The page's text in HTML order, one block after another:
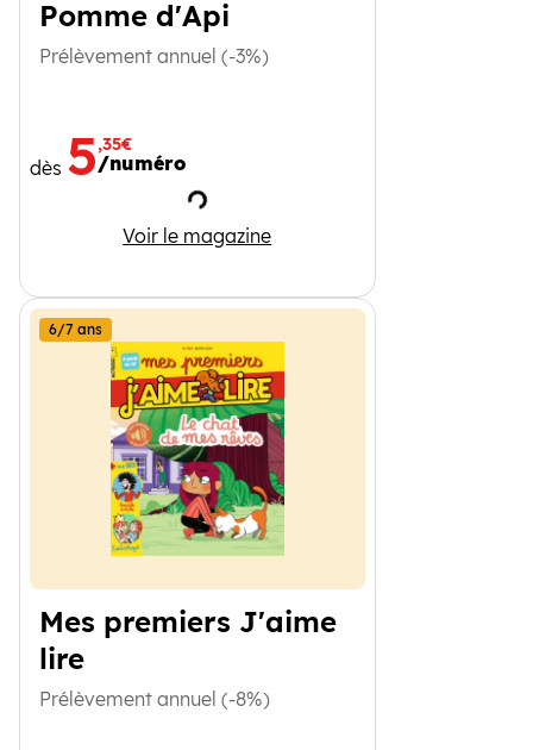
Pomme d'Api
Prélèvement annuel (-3%)
dès 5,35€
/numéro
Chargement
Voir le magazine
Pomme d'Api
Mes premiers J'aime
lire
6/7 ans
Prélèvement annuel (-8%)